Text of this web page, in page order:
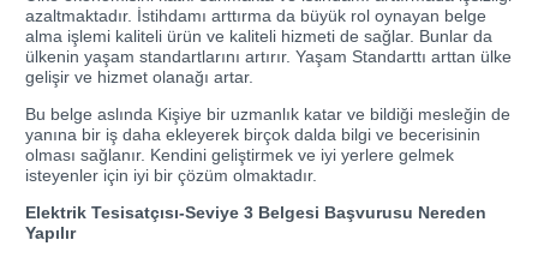
azaltmaktadır. İstihdamı arttırma da büyük rol oynayan belge
alma işlemi kaliteli ürün ve kaliteli hizmeti de sağlar. Bunlar da
ülkenin yaşam standartlarını artırır. Yaşam Standarttı arttan ülke
gelişir ve hizmet olanağı artar.
Bu belge aslında Kişiye bir uzmanlık katar ve bildiği mesleğin de
yanına bir iş daha ekleyerek birçok dalda bilgi ve becerisinin
olması sağlanır. Kendini geliştirmek ve iyi yerlere gelmek
isteyenler için iyi bir çözüm olmaktadır.
Elektrik Tesisatçısı-Seviye 3 Belgesi Başvurusu Nereden
Yapılır